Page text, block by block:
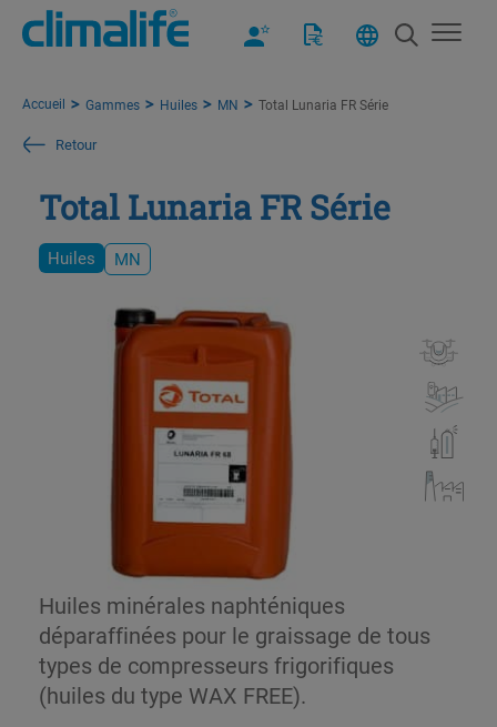
Accueil Gammes Huiles MN Total Lunaria FR Série
Retour
Total Lunaria FR Série
Huiles MN
Huiles minérales naphténiques
déparaffinées pour le graissage de tous
types de compresseurs frigorifiques
(huiles du type WAX FREE).